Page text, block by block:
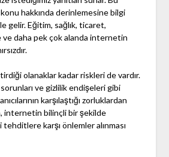
hakkında derinlemesine bilgi
gelir. Eğitim, sağlık, ticaret,
daha pek çok alanda internetin
olanaklar kadar riskleri de vardır.
ve gizlilik endişeleri gibi
karşılaştığı zorluklardan
internetin bilinçli bir şekilde
tehditlere karşı önlemler alınması